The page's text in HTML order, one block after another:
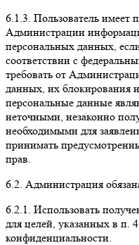
6.1.3. Пользователь имеет
Администрации
персональных данных,
соответствии с
требовать от
данных, их блокирования
персональные данные
неточными, незаконно
необходимыми для
принимать
прав.
6.2. Администрация
6.2.1. Использовать
для целей, указанных в п.
конфиденциальности.